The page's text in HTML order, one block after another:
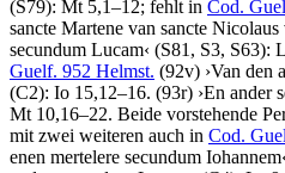
(S79): Mt 5,1–12; fehlt in Cod.
sancte Martene van sancte
secundum Lucam‹ (S81, S3, S63):
Guelf. 952 Helmst. (92v) ›Van den
(C2): Io 15,12–16. (93r) ›En ander
Mt 10,16–22. Beide vorstehende
mit zwei weiteren auch in Cod.
enen mertelere secundum Iohannem‹